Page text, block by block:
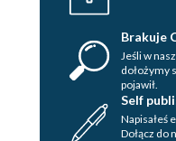
Brakuje
Jeśli w
dołożymy
pojawił.
Self
Napisałeś
Dołącz do